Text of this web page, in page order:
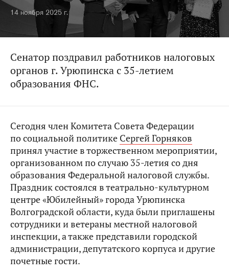
14 ноября 2025 г.
Сенатор поздравил работников налоговых
органов г. Урюпинска с 35-летием
образования ФНС.
Сегодня член Комитета Совета Федерации
по социальной политике Сергей Горняков
принял участие в торжественном мероприятии,
организованном по случаю 35-летия со дня
образования Федеральной налоговой службы.
Праздник состоялся в театрально-культурном
центре «Юбилейный» города Урюпинска
Волгоградской области, куда были приглашены
сотрудники и ветераны местной налоговой
инспекции, а также представили городской
администрации, депутатского корпуса и другие
почетные гости.